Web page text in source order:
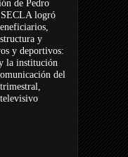
de Pedro
SECLA logró
y
y deportivos:
la institución
del